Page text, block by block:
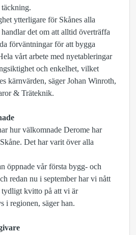
ytterligare för Skånes alla
det om att alltid överträffa
förväntningar för att bygga
vårt arbete med nyetableringar
och enkelhet, vilket
kärnvärden, säger Johan Winroth,
& Träteknik.
hur välkomnade Derome har
Det har varit över alla
öppnade vår första bygg- och
redan nu i september har vi nått
tydligt kvitto på att vi är
i regionen, säger han.